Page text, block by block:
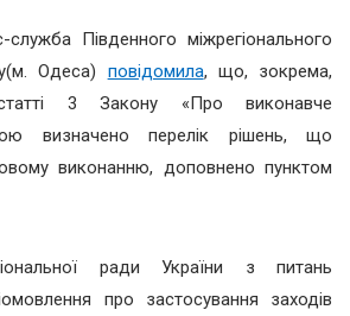
Південного міжрегіонального
Одеса) повідомила, що, зокрема,
3 Закону «Про виконавче
визначено перелік рішень, що
виконанню, доповнено пунктом
ради України з питань
про застосування заходів